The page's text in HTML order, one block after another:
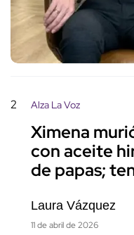
2 Alza La Voz
Ximena
con aceite
de papas;
Laura Vázquez
11 de abril de 2026